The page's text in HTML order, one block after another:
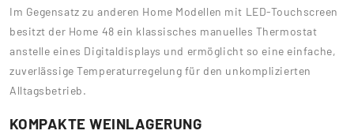
Im Gegensatz zu anderen Home Modellen mit LED-Touchscreen
besitzt der Home 48 ein klassisches manuelles Thermostat
anstelle eines Digitaldisplays und ermöglicht so eine einfache,
zuverlässige Temperaturregelung für den unkomplizierten
Alltagsbetrieb.
KOMPAKTE WEINLAGERUNG